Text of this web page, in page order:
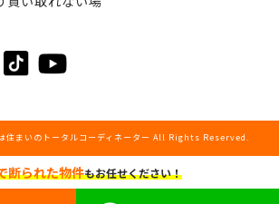
断られた物件もお任せください！
まいのトータルコーディネーター All Rights Reserved.